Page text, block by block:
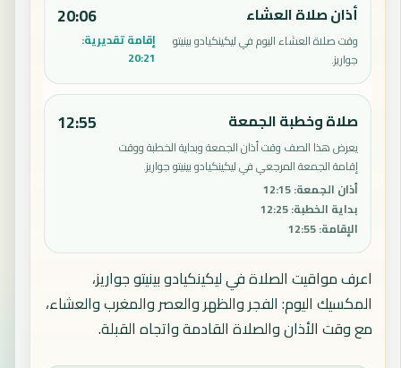
أذان صلاة العشاء
وقت صلاة العشاء اليوم في ليكينكيادو بينيتو
جواريز.
20:06
إقامة تقديرية:
20:21
صلاة وخطبة الجمعة
يعرض هذا الصف وقت أذان الجمعة وبداية الخطبة ووقت
إقامة الجمعة المرجعي في ليكينكيادو بينيتو جواريز.
أذان الجمعة:
12:15
بداية الخطبة:
12:25
الإقامة:
12:55
12:55
اعرف مواقيت الصلاة في ليكينكيادو بينيتو جواريز،
المكسيك اليوم: الفجر والظهر والعصر والمغرب والعشاء،
مع وقت الأذان والصلاة القادمة واتجاه القبلة.